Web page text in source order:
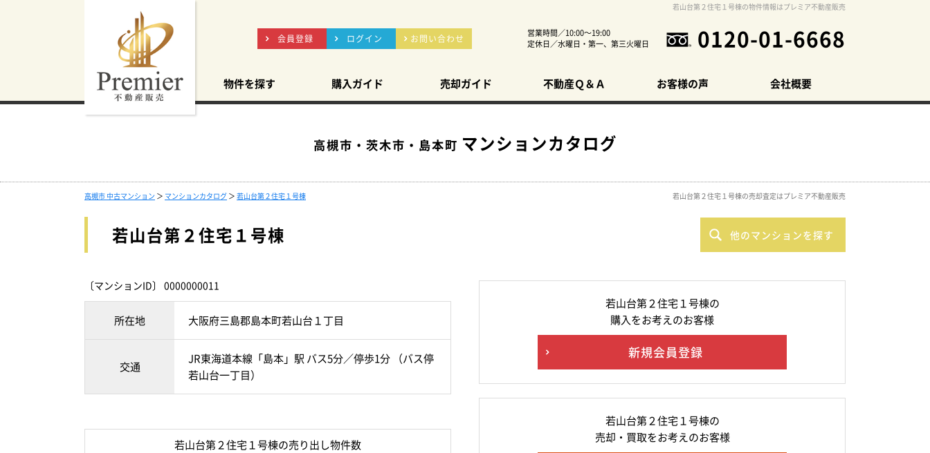
若山台第２住宅１号棟の物件情報はプレミア不動産販売
会員登録 ログイン お問い合わせ
営業時間／10:00～19:00
定休日／水曜日・第一、第三火曜日
0120-01-6668
物件を探す 購入ガイド 売却ガイド 不動産Ｑ＆Ａ お客様の声 会社概要
高槻市・茨木市・島本町 マンションカタログ
高槻市 中古マンション ＞ マンションカタログ ＞ 若山台第２住宅１号棟 若山台第２住宅１号棟の売却査定はプレミア不動産販売
若山台第２住宅１号棟 他のマンションを探す
〔マンションID〕 0000000011
所在地 大阪府三島郡島本町若山台１丁目
交通
JR東海道本線「島本」駅 バス5分／停歩1分 （バス停
若山台一丁目）
若山台第２住宅１号棟の売り出し物件数
若山台第２住宅１号棟の
購入をお考えのお客様
新規会員登録
若山台第２住宅１号棟の
売却・買取をお考えのお客様